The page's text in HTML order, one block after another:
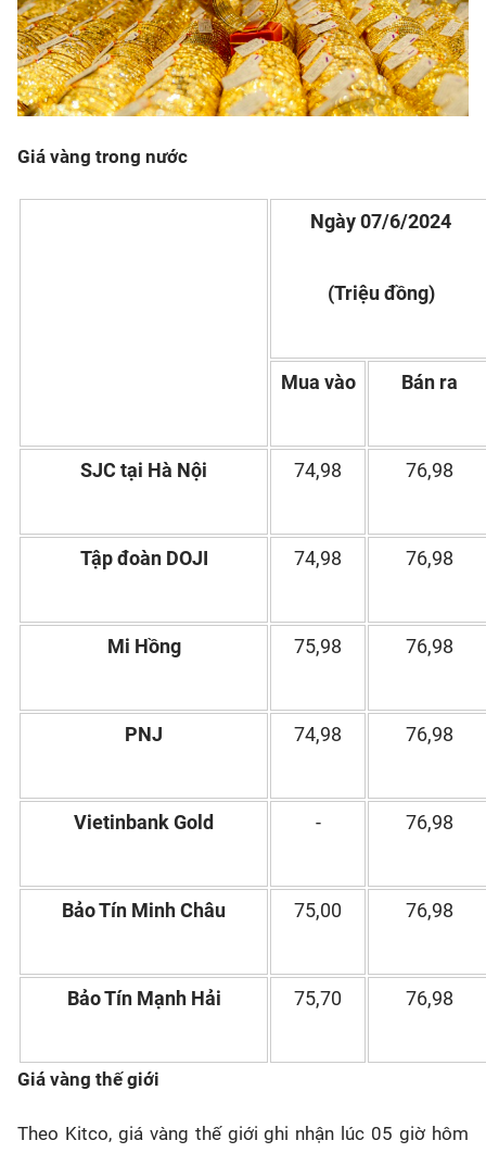
Giá vàng trong nước
Ngày 07/6/2024
(Triệu đồng)
Mua vào Bán ra
SJC tại Hà Nội 74,98 76,98
Tập đoàn DOJI 74,98 76,98
Mi Hồng 75,98 76,98
PNJ 74,98 76,98
Vietinbank Gold - 76,98
Bảo Tín Minh Châu 75,00 76,98
Bảo Tín Mạnh Hải 75,70 76,98
Giá vàng thế giới
Theo Kitco, giá vàng thế giới ghi nhận lúc 05 giờ hôm